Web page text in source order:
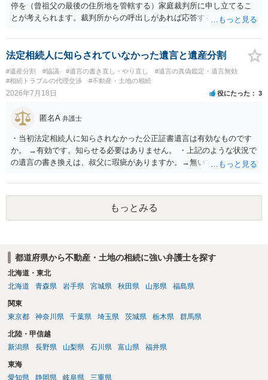
停を（曾祖父の最後の住所地を管轄する）家庭裁判所に申し立てるこ
とが考えられます。裁判所からの呼出しがあれば応答する可能性がま
能と思われます。時間が思った以上にないので必要書類をてきぱきと
揃える必要があります。その点是非御注意ください。
法定相続人に知らされていなかった遺言と遺産分割
#遺産分割 #協議 #遺言の書き直し・やり直し
#遺言の真偽鑑定・遺言無効
#相続トラブルの代理交渉
#不動産・土地の相続
2026年7月18日 役にたった 3
匿名A 弁護士
・当初法定相続人に知らされなかった公正証書遺言は有効なものです
か。 →有効です。知らせる必要はありません。 ・上記のような状況で
の遺言の書き換えは、叔父に瑕疵がありますか。→無いです。 ・分割
ますか。 →本人が自由に決められますので、どこが妥当とは言えない
です。客観的な基準もありません。 ・できれば穏やかに、分割を拒否
することはできますか。 →分割を拒否するということは、遺産はいら
ないということでしょうか。遺言で、受取を指定されててもいらない
もっとみる
都道府県から不動産・土地の相続に強い弁護士を探す
北海道・東北
北海道
青森県 岩手県 宮城県 秋田県 山形県 福島県
関東
東京都
神奈川県 千葉県 埼玉県 茨城県 栃木県 群馬県
北陸・甲信越
新潟県
長野県 山梨県 石川県 富山県 福井県
東海
愛知県
静岡県 岐阜県 三重県